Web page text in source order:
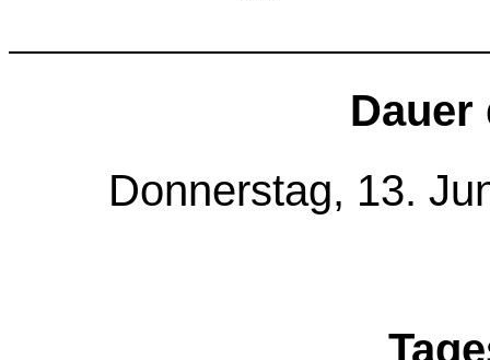
Dauer
Donnerstag, 13.